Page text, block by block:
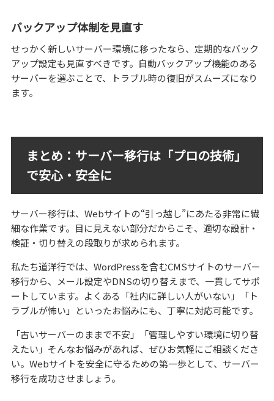
バックアップ体制を見直す
せっかく新しいサーバー環境に移ったなら、定期的なバック
アップ設定も見直すべきです。自動バックアップ機能のある
サーバーを選ぶことで、トラブル時の復旧がスムーズになり
ます。
まとめ：サーバー移行は「プロの技術」
で安心・安全に
サーバー移行は、Webサイトの“引っ越し”にあたる非常に繊
細な作業です。目に見えない部分だからこそ、適切な設計・
検証・切り替えの段取りが求められます。
私たち道洋行では、WordPressを含むCMSサイトのサーバー
移行から、メール設定やDNSの切り替えまで、一貫してサポ
ートしています。よくある「社内に詳しい人がいない」「ト
ラブルが怖い」といったお悩みにも、丁寧に対応可能です。
「古いサーバーのままで不安」「管理しやすい環境に切り替
えたい」そんなお悩みがあれば、ぜひお気軽にご相談くださ
い。Webサイトを安全に守るための第一歩として、サーバー
移行を成功させましょう。